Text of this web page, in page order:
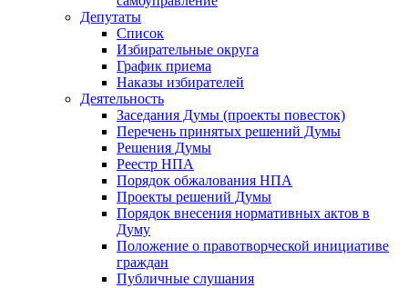
Депутаты
Список
Избирательные округа
График приема
Наказы избирателей
Деятельность
Заседания Думы (проекты повесток)
Перечень принятых решений Думы
Решения Думы
Реестр НПА
Порядок обжалования НПА
Проекты решений Думы
Порядок внесения нормативных актов в
Думу
Положение о правотворческой инициативе
граждан
Публичные слушания